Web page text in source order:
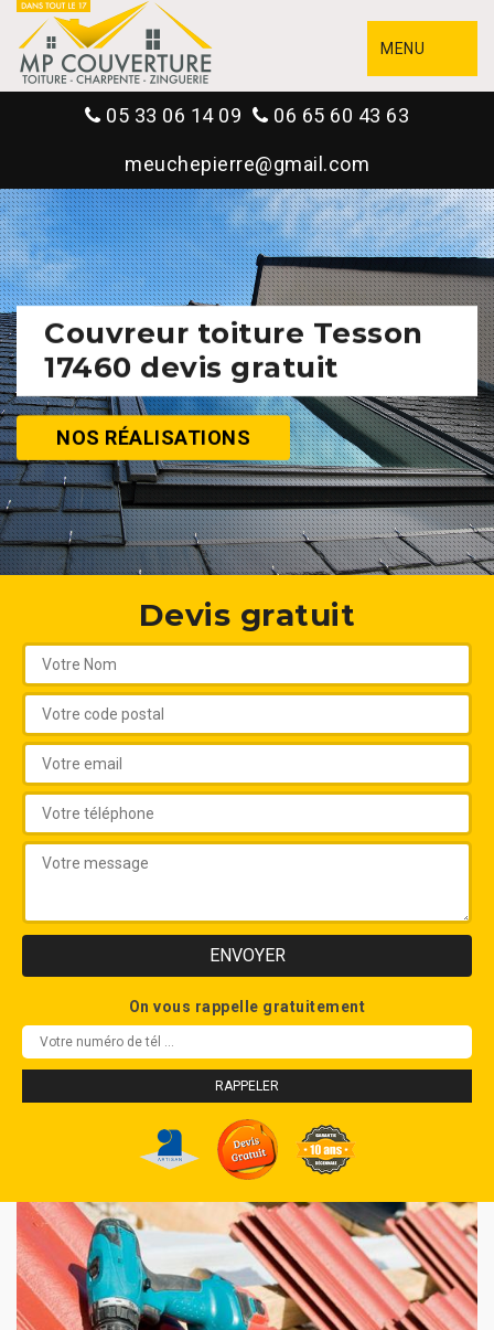
MENU
05 33 06 14 09 06 65 60 43 63
meuchepierre@gmail.com
Couvreur toiture Tesson
17460 devis gratuit
NOS RÉALISATIONS
Devis gratuit
On vous rappelle gratuitement